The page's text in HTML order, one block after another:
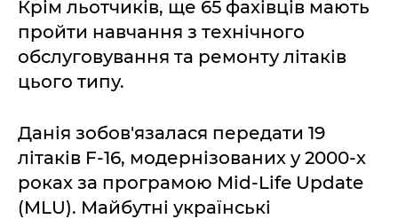
Крім льотчиків, ще 65 фахівців мають
пройти навчання з технічного
обслуговування та ремонту літаків
цього типу.
Данія зобов'язалася передати 19
літаків F-16, модернізованих у 2000-х
роках за програмою Mid-Life Update
(MLU). Майбутні українські